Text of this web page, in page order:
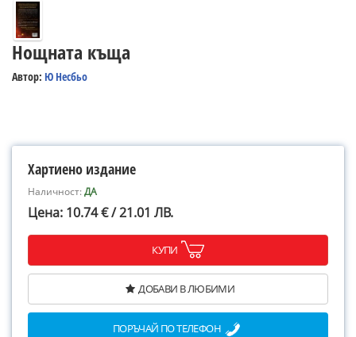
Нощната къща
Автор: Ю Несбьо
Хартиено издание
Наличност:ДА
Цена: 10.74 € / 21.01 ЛВ.
КУПИ
ДОБАВИ В ЛЮБИМИ
ПОРЪЧАЙ ПО ТЕЛЕФОН